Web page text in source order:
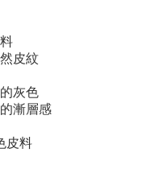
皮紋
灰色
漸層感
皮料